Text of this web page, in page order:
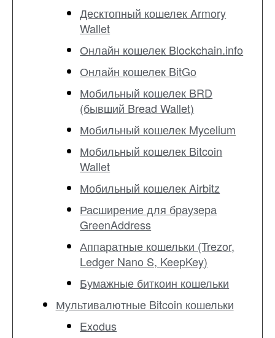
Десктопный кошелек Armory
Wallet
Онлайн кошелек Blockchain.info
Онлайн кошелек BitGo
Мобильный кошелек BRD
(бывший Bread Wallet)
Мобильный кошелек Mycelium
Мобильный кошелек Bitcoin
Wallet
Мобильный кошелек Airbitz
Расширение для браузера
GreenAddress
Аппаратные кошельки (Trezor,
Ledger Nano S, KeepKey)
Бумажные биткоин кошельки
Мультивалютные Bitcoin кошельки
Exodus